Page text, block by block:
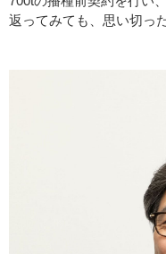
返ってみても、思い切っ